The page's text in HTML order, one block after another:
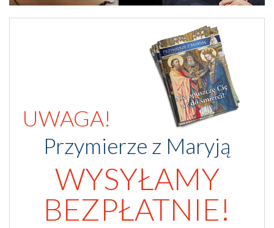
UWAGA!
Przymierze z Maryją
WYSYŁAMY
BEZPŁATNIE!